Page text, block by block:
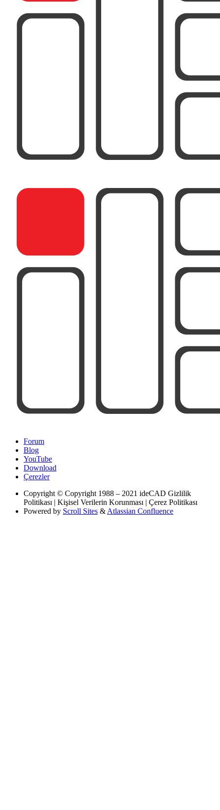
Forum
Blog
YouTube
Download
Çerezler
Copyright © Copyright 1988 – 2021 ideCAD Gizlilik
Politikası | Kişisel Verilerin Korunması | Çerez Politikası
Powered by Scroll Sites & Atlassian Confluence